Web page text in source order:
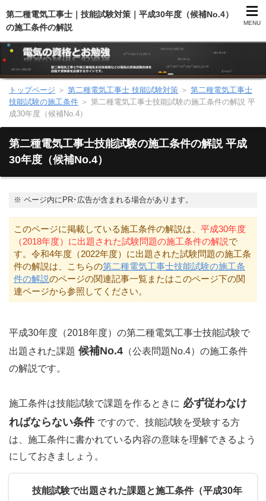
第二種電気工事士｜技能試験対策｜平成30年度（候補No.4）
の施工条件の解説
MENU
第二種電気工事士（総合）
第二種電気工事士（技能試験）
電気のお勉強
電気数学のお勉強
トップページ ＞ 第二種電気工事士 技能試験対策 ＞ 第二種電気工事士
技能試験の施工条件 ＞ 第二種電気工事士技能試験の施工条件の解説 平
成30年度（候補No.4）
第二種電気工事士技能試験の施工条件の解説 平成
30年度（候補No.4）
※ ページ内にPR･広告が含まれる場合があります。
このページに掲載している施工条件の解説は、 平成30年度
（2018年度）に出題された試験問題の施工条件の解説で
す。令和4年度（2022年度）に出題された試験問題の施工条
件の解説は、こちらの第二種電気工事士技能試験の施工条
件の解説のページの関連記事一覧またはこのページ下の関
連ページから参照してください。
平成30年度（2018年度）の第二種電気工事士技能試験で
出題された課題 候補No.4 （公表問題No.4）の施工条件
の解説です。
施工条件は技能試験で課題を作るときに 必ず従わなけ
ればならない条件 ですので、技能試験を受験する方
は、施工条件に書かれている内容の意味を理解できるよう
にしておきましょう。
技能試験で出題された課題と施工条件（平成30年